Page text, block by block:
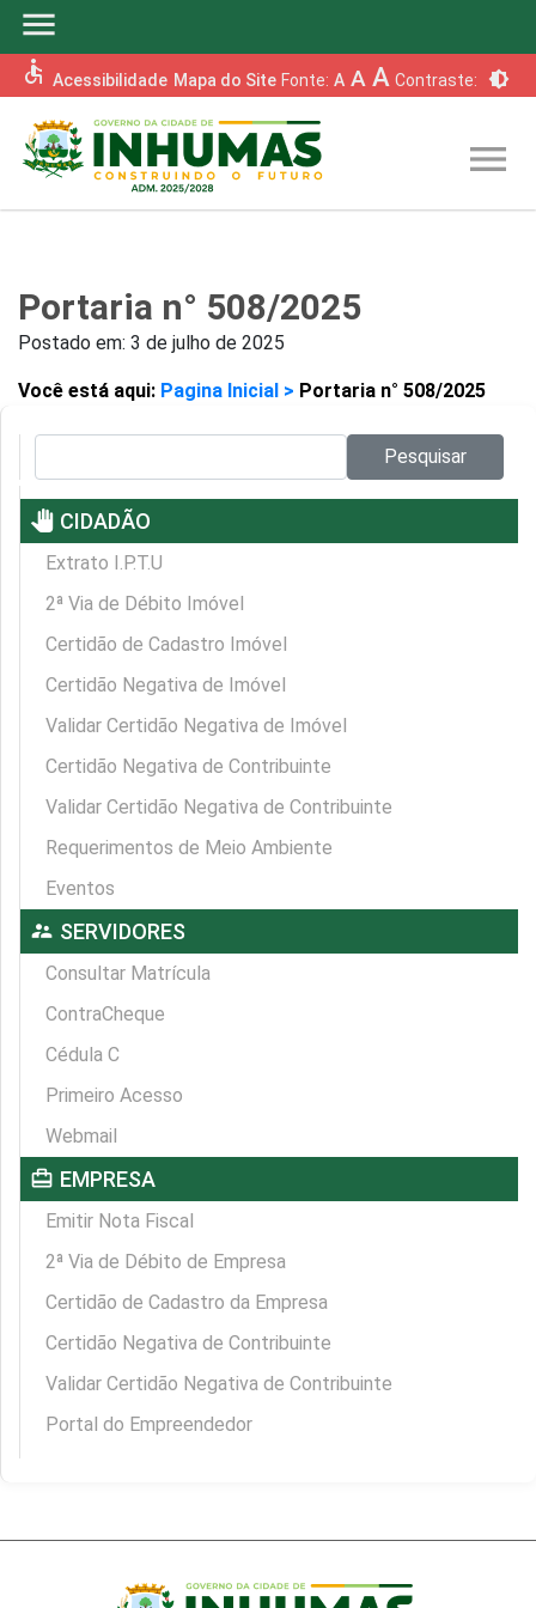
menu
accessible Acessibilidade Mapa do Site Fonte: A A A Contraste: brightness_6
menu
Portaria n° 508/2025
Postado em: 3 de julho de 2025
Você está aqui: Pagina Inicial > Portaria n° 508/2025
Pesquisar
pan_tool CIDADÃO
Extrato I.P.T.U
2ª Via de Débito Imóvel
Certidão de Cadastro Imóvel
Certidão Negativa de Imóvel
Validar Certidão Negativa de Imóvel
Certidão Negativa de Contribuinte
Validar Certidão Negativa de Contribuinte
Requerimentos de Meio Ambiente
Eventos
supervisor_account SERVIDORES
Consultar Matrícula
ContraCheque
Cédula C
Primeiro Acesso
Webmail
card_travel EMPRESA
Emitir Nota Fiscal
2ª Via de Débito de Empresa
Certidão de Cadastro da Empresa
Certidão Negativa de Contribuinte
Validar Certidão Negativa de Contribuinte
Portal do Empreendedor